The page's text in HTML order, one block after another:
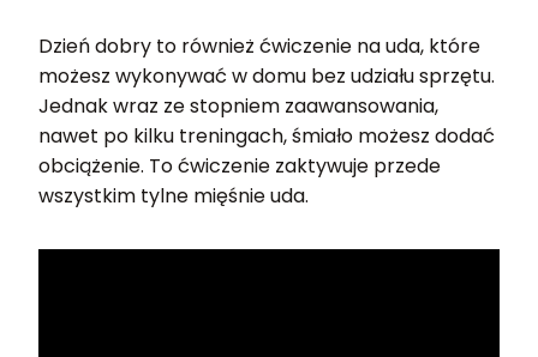
Dzień dobry to również ćwiczenie na uda, które
możesz wykonywać w domu bez udziału sprzętu.
Jednak wraz ze stopniem zaawansowania,
nawet po kilku treningach, śmiało możesz dodać
obciążenie. To ćwiczenie zaktywuje przede
wszystkim tylne mięśnie uda.